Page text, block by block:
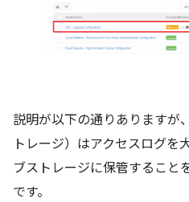
説明が以下の通りありますが
トレージ）はアクセスログを
ブストレージに保管すること
です。